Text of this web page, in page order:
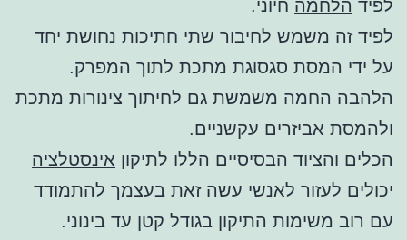
לפיד הלחמה חיוני.
לפיד זה משמש לחיבור שתי חתיכות נחושת יחד
על ידי המסת סגסוגת מתכת לתוך המפרק.
הלהבה החמה משמשת גם לחיתוך צינורות מתכת
ולהמסת אביזרים עקשניים.
הכלים והציוד הבסיסיים הללו לתיקון אינסטלציה
יכולים לעזור לאנשי עשה זאת בעצמך להתמודד
עם רוב משימות התיקון בגודל קטן עד בינוני.